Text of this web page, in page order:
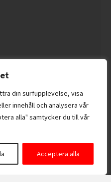
din surfupplevelse, visa
innehåll och analysera vår
alla" samtycker du till vår
Acceptera alla